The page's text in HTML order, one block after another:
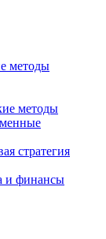
методы
методы
стратегия
и финансы